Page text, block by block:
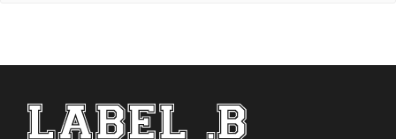
ФУТЕР САЙТА